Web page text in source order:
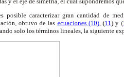
posible caracterizar gran cantidad de
obtuvo de las ecuaciones (10), (11) y (
solo los términos lineales, la siguiente